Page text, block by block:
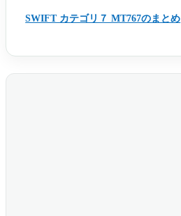
SWIFT カテゴリ７ MT767のまとめ